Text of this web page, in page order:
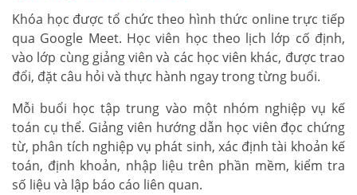
Khóa học được tổ chức theo hình thức online trực tiếp
qua Google Meet. Học viên học theo lịch lớp cố định,
vào lớp cùng giảng viên và các học viên khác, được trao
đổi, đặt câu hỏi và thực hành ngay trong từng buổi.
Mỗi buổi học tập trung vào một nhóm nghiệp vụ kế
toán cụ thể. Giảng viên hướng dẫn học viên đọc chứng
từ, phân tích nghiệp vụ phát sinh, xác định tài khoản kế
toán, định khoản, nhập liệu trên phần mềm, kiểm tra
số liệu và lập báo cáo liên quan.